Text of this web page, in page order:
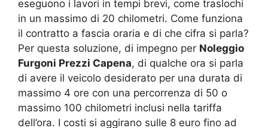
eseguono i lavori in tempi brevi, come traslochi
in un massimo di 20 chilometri. Come funziona
il contratto a fascia oraria e di che cifra si parla?
Per questa soluzione, di impegno per Noleggio
Furgoni Prezzi Capena, di qualche ora si parla
di avere il veicolo desiderato per una durata di
massimo 4 ore con una percorrenza di 50 o
massimo 100 chilometri inclusi nella tariffa
dell’ora. I costi si aggirano sulle 8 euro fino ad